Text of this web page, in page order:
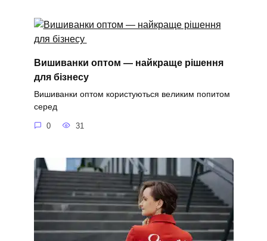
Вишиванки оптом — найкраще рішення
для бізнесу
Вишиванки оптом користуються великим попитом
серед
0 31